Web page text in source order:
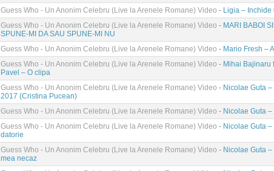
Guess Who - Un Anonim Celebru (Live la Arenele Romane) Video - Ligia – Inchide
Guess Who - Un Anonim Celebru (Live la Arenele Romane) Video - MARI BABOI
SPUNE-MI DA SAU SPUNE-MI NU
Guess Who - Un Anonim Celebru (Live la Arenele Romane) Video - Mario Fresh –
Guess Who - Un Anonim Celebru (Live la Arenele Romane) Video - Mihai Bajinaru
Pavel – O clipa
Guess Who - Un Anonim Celebru (Live la Arenele Romane) Video - Nicolae Guta
2017 (Cristina Pucean)
Guess Who - Un Anonim Celebru (Live la Arenele Romane) Video - Nicolae Guta –
Guess Who - Un Anonim Celebru (Live la Arenele Romane) Video - Nicolae Guta
datorie
Guess Who - Un Anonim Celebru (Live la Arenele Romane) Video - Nicolae Guta
mea necaz